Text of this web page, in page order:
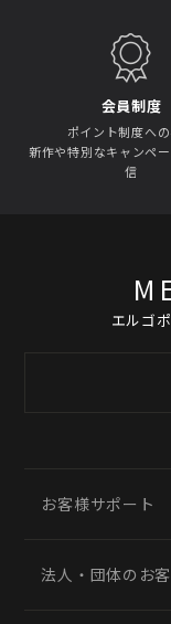
会員制度
ポイント制度へ
新作や特別なキャンペ
信
エルゴ
お客様サポート
法人・団体のお